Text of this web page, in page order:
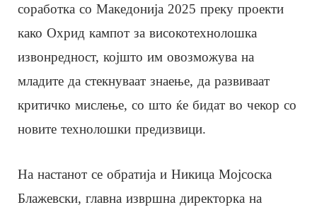
соработка со Македонија 2025 преку проекти
како Охрид кампот за високотехнолошка
извонредност, којшто им овозможува на
младите да стекнуваат знаење, да развиваат
критичко мислење, со што ќе бидат во чекор со
новите технолошки предизвици.
На настанот се обратија и Никица Мојсоска
Блажевски, главна извршна директорка на